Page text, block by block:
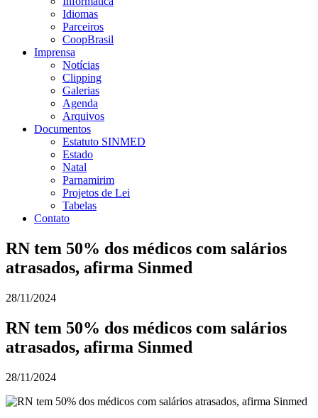
Idiomas
Parceiros
CoopBrasil
Imprensa
Notícias
Clipping
Galerias
Agenda
Arquivos
Documentos
Estatuto SINMED
Estado
Natal
Parnamirim
Projetos de Lei
Tabelas
Contato
RN tem 50% dos médicos com salários
atrasados, afirma Sinmed
28/11/2024
RN tem 50% dos médicos com salários
atrasados, afirma Sinmed
28/11/2024